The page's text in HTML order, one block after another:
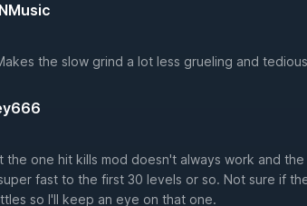
the slow grind a lot less grueling and
the one hit kills mod doesn't always work and
fast to the first 30 levels or so. Not sure if
so I'll keep an eye on that one.